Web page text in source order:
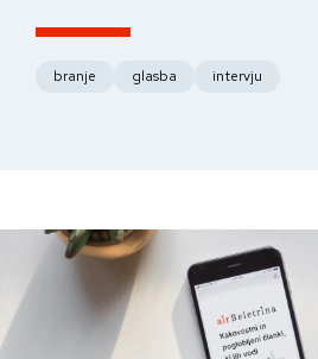
branje glasba intervju